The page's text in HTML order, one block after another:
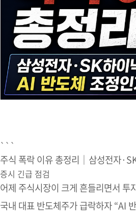
```
주식 폭락 이유 총정리｜삼성전자
증시 긴급 점검
어제 주식시장이 크게 흔들리면서
국내 대표 반도체주가 급락하자 “AI